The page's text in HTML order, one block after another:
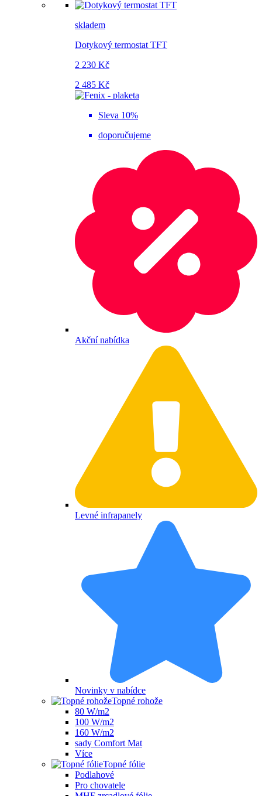
skladem
Dotykový termostat TFT
2 230 Kč
2 485 Kč
Sleva 10%
doporučujeme
Akční nabídka
Levné infrapanely
Novinky v nabídce
Topné rohože
80 W/m2
100 W/m2
160 W/m2
sady Comfort Mat
Více
Topné fólie
Podlahové
Pro chovatele